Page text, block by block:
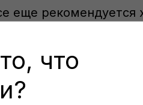
еще рекомендуется
операция
что